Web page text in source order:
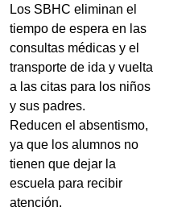
Los SBHC eliminan el
tiempo de espera en las
consultas médicas y el
transporte de ida y vuelta
a las citas para los niños
y sus padres.
Reducen el absentismo,
ya que los alumnos no
tienen que dejar la
escuela para recibir
atención.